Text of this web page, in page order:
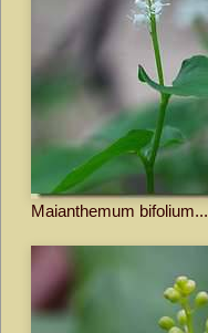
Maianthemum bifolium...